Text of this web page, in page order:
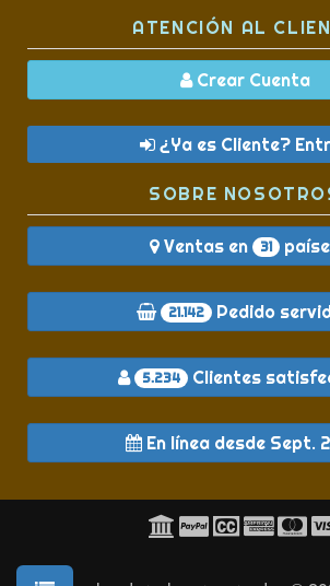
ATENCIÓN AL
Crear Cuenta
¿Ya es Cliente?
SOBRE
Ventas en 31
21.142 Pedido
5.234 Clientes
En línea desde Sept.